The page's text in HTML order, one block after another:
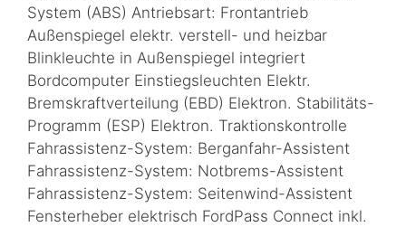
System (ABS) Antriebsart: Frontantrieb
Außenspiegel elektr. verstell- und heizbar
Blinkleuchte in Außenspiegel integriert
Bordcomputer Einstiegsleuchten Elektr.
Bremskraftverteilung (EBD) Elektron. Stabilitäts-
Programm (ESP) Elektron. Traktionskontrolle
Fahrassistenz-System: Berganfahr-Assistent
Fahrassistenz-System: Notbrems-Assistent
Fahrassistenz-System: Seitenwind-Assistent
Fensterheber elektrisch FordPass Connect inkl.